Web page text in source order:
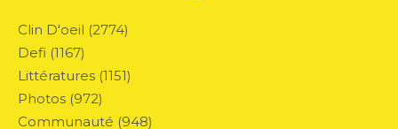
Clin D'oeil (2774)
Defi (1167)
Littératures (1151)
Photos (972)
Communauté (948)